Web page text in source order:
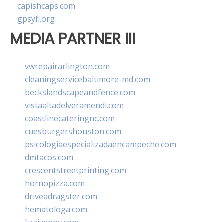
capishcaps.com
gpsyfl.org
MEDIA PARTNER III
vwrepairarlington.com
cleaningservicebaltimore-md.com
beckslandscapeandfence.com
vistaaltadelveramendi.com
coastlinecateringnc.com
cuesburgershouston.com
psicologiaespecializadaencampeche.com
dmtacos.com
crescentstreetprinting.com
hornopizza.com
driveadragster.com
hematologa.com